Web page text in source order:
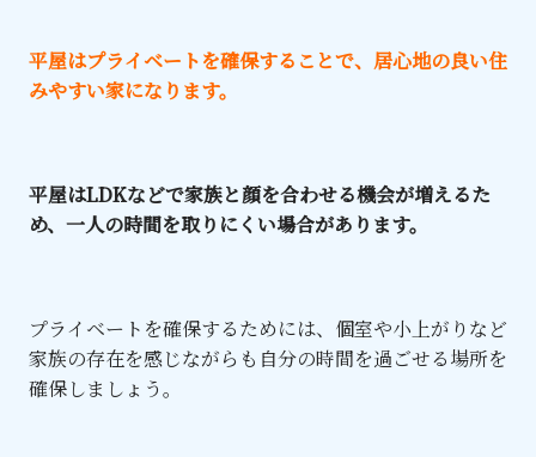
平屋はプライベートを確保することで、居心地の良い住
みやすい家になります。
平屋はLDKなどで家族と顔を合わせる機会が増えるた
め、一人の時間を取りにくい場合があります。
プライベートを確保するためには、個室や小上がりなど
家族の存在を感じながらも自分の時間を過ごせる場所を
確保しましょう。